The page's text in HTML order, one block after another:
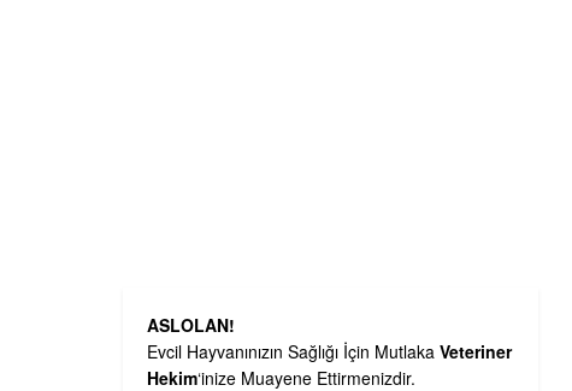
ASLOLAN!
Evcil Hayvanınızın Sağlığı İçin Mutlaka Veteriner
Hekim‘inize Muayene Ettirmenizdir.